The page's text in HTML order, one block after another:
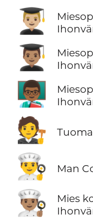
👨🏼‍🎓
👨🏽‍🎓
👨🏾‍🏫
🧑‍⚖️
👨‍🍳 Man
👨🏽‍🍳
Mies